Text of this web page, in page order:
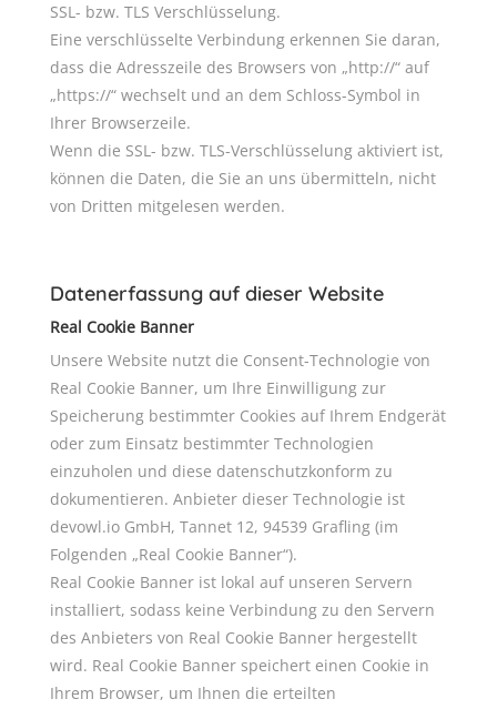
SSL- bzw. TLS Verschlüsselung.
Eine verschlüsselte Verbindung erkennen Sie daran,
dass die Adresszeile des Browsers von „http://“ auf
„https://“ wechselt und an dem Schloss-Symbol in
Ihrer Browserzeile.
Wenn die SSL- bzw. TLS-Verschlüsselung aktiviert ist,
können die Daten, die Sie an uns übermitteln, nicht
von Dritten mitgelesen werden.
Datenerfassung auf dieser Website
Real Cookie Banner
Unsere Website nutzt die Consent-Technologie von
Real Cookie Banner, um Ihre Einwilligung zur
Speicherung bestimmter Cookies auf Ihrem Endgerät
oder zum Einsatz bestimmter Technologien
einzuholen und diese datenschutzkonform zu
dokumentieren. Anbieter dieser Technologie ist
devowl.io GmbH, Tannet 12, 94539 Grafling (im
Folgenden „Real Cookie Banner“).
Real Cookie Banner ist lokal auf unseren Servern
installiert, sodass keine Verbindung zu den Servern
des Anbieters von Real Cookie Banner hergestellt
wird. Real Cookie Banner speichert einen Cookie in
Ihrem Browser, um Ihnen die erteilten